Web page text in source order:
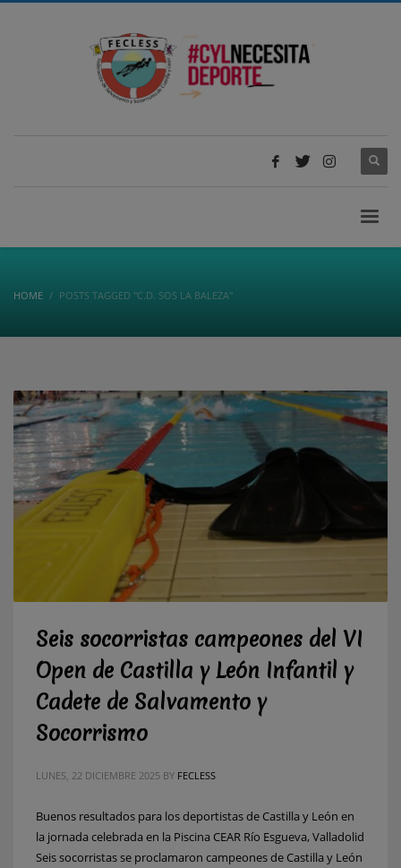
HOME POSTS TAGGED "C.D. SOS LA BALEZA"
Seis socorristas campeones del VI
Open de Castilla y León Infantil y
Cadete de Salvamento y
Socorrismo
LUNES, 22 DICIEMBRE 2025 BY FECLESS
Buenos resultados para los deportistas de Castilla y León en
la jornada celebrada en la Piscina CEAR Río Esgueva, Valladolid
Seis socorristas se proclamaron campeones de Castilla y León